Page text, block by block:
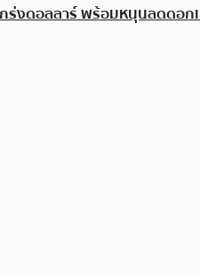
ร่งดอลลาร์ พร้อมหนุนลดดอก